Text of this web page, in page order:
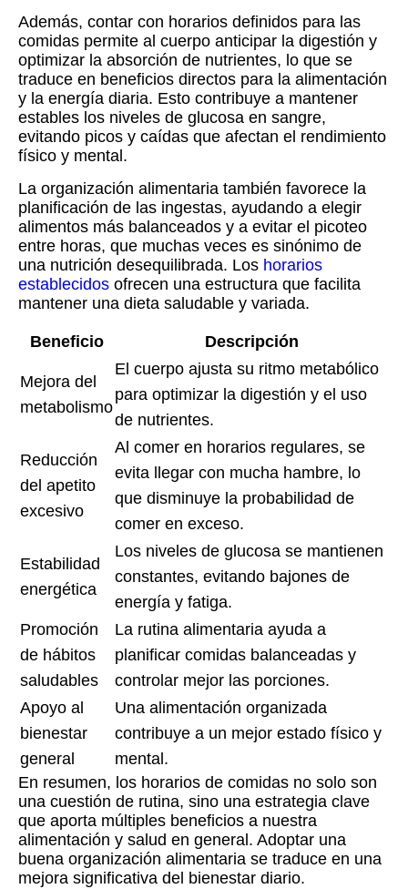
Además, contar con horarios definidos para las
comidas permite al cuerpo anticipar la digestión y
optimizar la absorción de nutrientes, lo que se
traduce en beneficios directos para la alimentación
y la energía diaria. Esto contribuye a mantener
estables los niveles de glucosa en sangre,
evitando picos y caídas que afectan el rendimiento
físico y mental.
La organización alimentaria también favorece la
planificación de las ingestas, ayudando a elegir
alimentos más balanceados y a evitar el picoteo
entre horas, que muchas veces es sinónimo de
una nutrición desequilibrada. Los horarios
establecidos ofrecen una estructura que facilita
mantener una dieta saludable y variada.
Beneficio Descripción
Mejora del
metabolismo
El cuerpo ajusta su ritmo metabólico
para optimizar la digestión y el uso
de nutrientes.
Reducción
del apetito
excesivo
Al comer en horarios regulares, se
evita llegar con mucha hambre, lo
que disminuye la probabilidad de
comer en exceso.
Estabilidad
energética
Los niveles de glucosa se mantienen
constantes, evitando bajones de
energía y fatiga.
Promoción
de hábitos
saludables
La rutina alimentaria ayuda a
planificar comidas balanceadas y
controlar mejor las porciones.
Apoyo al
bienestar
general
Una alimentación organizada
contribuye a un mejor estado físico y
mental.
En resumen, los horarios de comidas no solo son
una cuestión de rutina, sino una estrategia clave
que aporta múltiples beneficios a nuestra
alimentación y salud en general. Adoptar una
buena organización alimentaria se traduce en una
mejora significativa del bienestar diario.